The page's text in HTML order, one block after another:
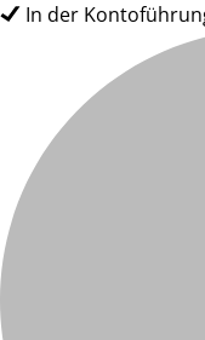
In der